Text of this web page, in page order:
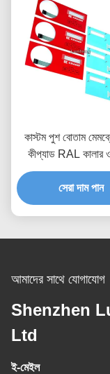
কাস্টম পুশ বোতাম
কীপ্যাড RAL কালার
সেরা দাম পান
আমাদের সাথে যোগাযোগ
Shenzhen
Ltd
ই-মেইল